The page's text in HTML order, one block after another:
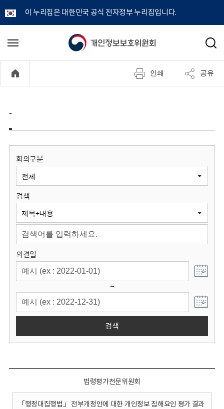
이 누리집은 대한민국 공식 전자정부 누리집입니다.
개
정
보
원
회
메
기
검
인쇄 공유
-
회의구분
검색
의결일
~
검색
법령평가전문위원회
「행정대집행법」 전부개정안에 대한 개인정보 침해요인 평가 결과